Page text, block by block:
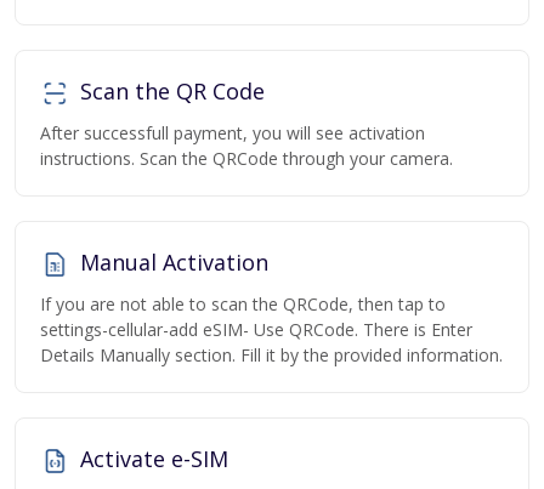
Scan the QR Code
After successfull payment, you will see activation
instructions. Scan the QRCode through your camera.
Manual Activation
If you are not able to scan the QRCode, then tap to
settings-cellular-add eSIM- Use QRCode. There is Enter
Details Manually section. Fill it by the provided information.
Activate e-SIM